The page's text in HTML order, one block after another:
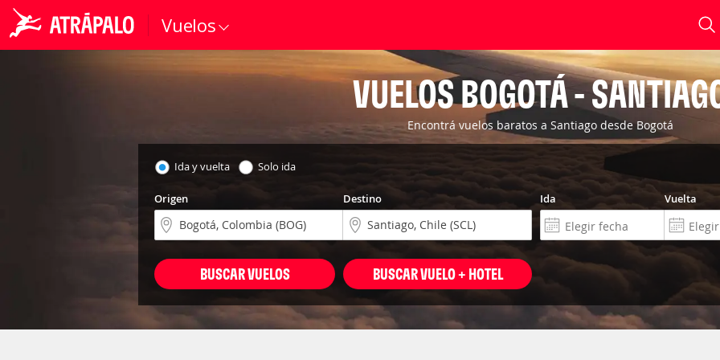
Vuelos
VUELOS BOGOTÁ -
Encontrá vuelos baratos a Santiago desde Bogotá
Ida y vuelta Solo ida
Origen Destino Ida Vuelta
BUSCAR VUELOS BUSCAR VUELO + HOTEL